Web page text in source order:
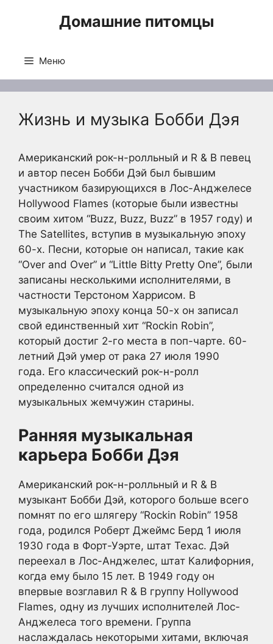
Домашние питомцы
Меню
Жизнь и музыка Бобби Дэя
Американский рок-н-ролльный и R & B певец
и автор песен Бобби Дэй был бывшим
участником базирующихся в Лос-Анджелесе
Hollywood Flames (которые были известны
своим хитом “Buzz, Buzz, Buzz” в 1957 году) и
The Satellites, вступив в музыкальную эпоху
60-х. Песни, которые он написал, такие как
“Over and Over” и “Little Bitty Pretty One”, были
записаны несколькими исполнителями, в
частности Терстоном Харрисом. В
музыкальную эпоху конца 50-х он записал
свой единственный хит “Rockin Robin”,
который достиг 2-го места в поп-чарте. 60-
летний Дэй умер от рака 27 июля 1990
года. Его классический рок-н-ролл
определенно считался одной из
музыкальных жемчужин старины.
Ранняя музыкальная
карьера Бобби Дэя
Американский рок-н-ролльный и R & B
музыкант Бобби Дэй, которого больше всего
помнят по его шлягеру “Rockin Robin” 1958
года, родился Роберт Джеймс Берд 1 июля
1930 года в Форт-Уэрте, штат Техас. Дэй
переехал в Лос-Анджелес, штат Калифорния,
когда ему было 15 лет. В 1949 году он
впервые возглавил R & B группу Hollywood
Flames, одну из лучших исполнителей Лос-
Анджелеса того времени. Группа
наслаждалась некоторыми хитами, включая